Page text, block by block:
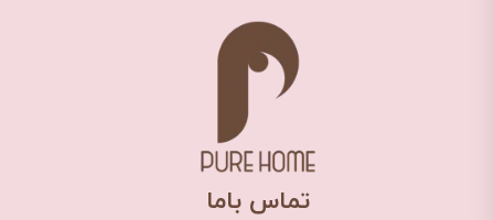
​تماس باما